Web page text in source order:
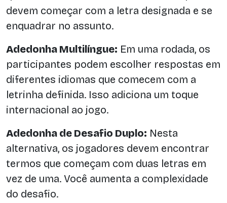
devem começar com a letra designada e se
enquadrar no assunto.
Adedonha Multilíngue: Em uma rodada, os
participantes podem escolher respostas em
diferentes idiomas que comecem com a
letrinha definida. Isso adiciona um toque
internacional ao jogo.
Adedonha de Desafio Duplo: Nesta
alternativa, os jogadores devem encontrar
termos que começam com duas letras em
vez de uma. Você aumenta a complexidade
do desafio.